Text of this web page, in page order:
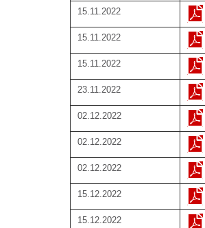
15.11.2022
15.11.2022
15.11.2022
23.11.2022
02.12.2022
02.12.2022
02.12.2022
15.12.2022
15.12.2022